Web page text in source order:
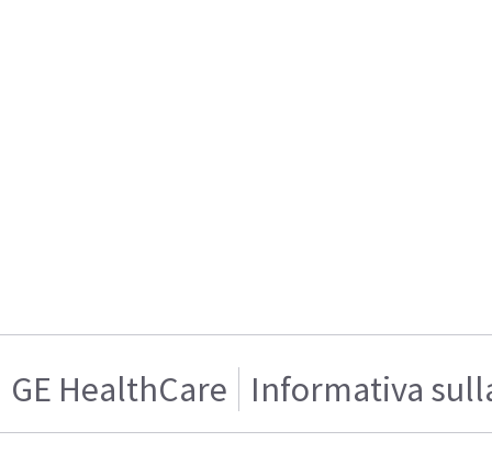
GE HealthCare Informativa